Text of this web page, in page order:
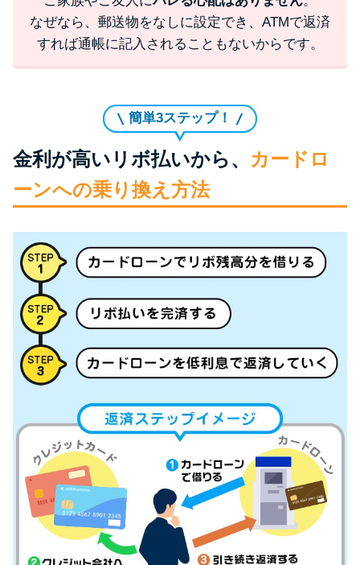
なぜなら、郵送物をなしに設定でき、ATMで返済
すれば通帳に記入されることもないからです。
簡単3ステップ！
金利が高いリボ払いから、
カードロ
ーンへの乗り換え方法